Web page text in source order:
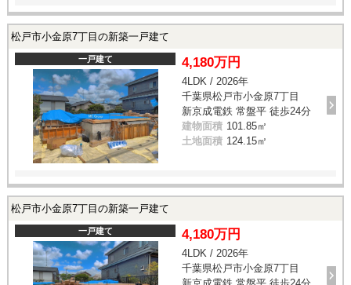
松戸市小金原7丁目の新築一戸建て
一戸建て 4,180万円
4LDK / 2026年
千葉県松戸市小金原7丁目
新京成電鉄 常盤平 徒歩24分
建物面積 101.85㎡
土地面積 124.15㎡
松戸市小金原7丁目の新築一戸建て
一戸建て 4,180万円
4LDK / 2026年
千葉県松戸市小金原7丁目